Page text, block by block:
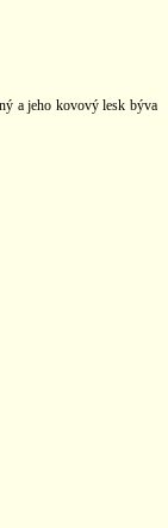
a jeho kovový lesk býva